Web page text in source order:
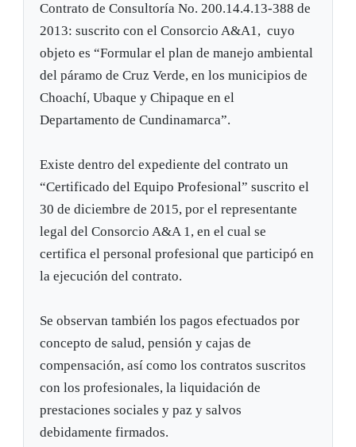
Contrato de Consultoría No. 200.14.4.13-388 de
2013: suscrito con el Consorcio A&A1, cuyo
objeto es “Formular el plan de manejo ambiental
del páramo de Cruz Verde, en los municipios de
Choachí, Ubaque y Chipaque en el
Departamento de Cundinamarca”.
Existe dentro del expediente del contrato un
“Certificado del Equipo Profesional” suscrito el
30 de diciembre de 2015, por el representante
legal del Consorcio A&A 1, en el cual se
certifica el personal profesional que participó en
la ejecución del contrato.
Se observan también los pagos efectuados por
concepto de salud, pensión y cajas de
compensación, así como los contratos suscritos
con los profesionales, la liquidación de
prestaciones sociales y paz y salvos
debidamente firmados.